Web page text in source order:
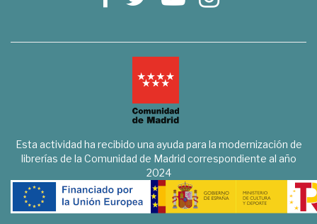
Esta actividad ha recibido una ayuda para la modernización de
librerías de la Comunidad de Madrid correspondiente al año
2024